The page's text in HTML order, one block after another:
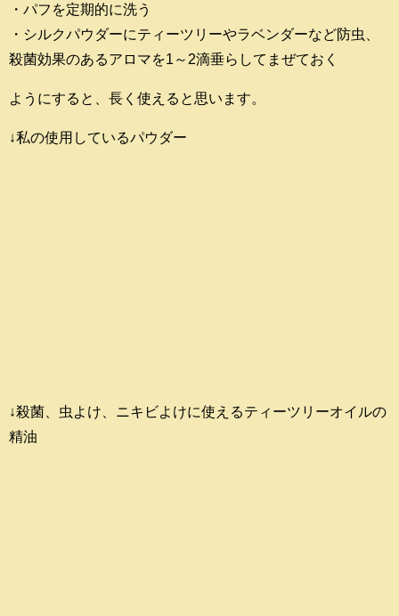
・パフを定期的に洗う
・シルクパウダーにティーツリーやラベンダーなど防虫、
殺菌効果のあるアロマを1～2滴垂らしてまぜておく
ようにすると、長く使えると思います。
↓私の使用しているパウダー
↓殺菌、虫よけ、ニキビよけに使えるティーツリーオイルの
精油